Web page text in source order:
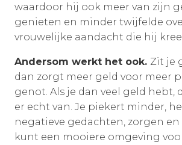
waardoor hij ook meer van zijn
genieten en minder twijfelde
vrouwelijke aandacht die hij
Andersom werkt het ook. Zit je
dan zorgt meer geld voor meer
genot. Als je dan veel geld hebt,
er echt van. Je piekert minder,
negatieve gedachten, zorgen en
kunt een mooiere omgeving